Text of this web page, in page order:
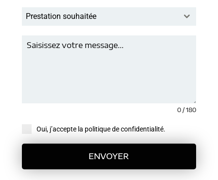
Prestation souhaitée
0 / 180
Oui, j’accepte la politique de confidentialité.
ENVOYER